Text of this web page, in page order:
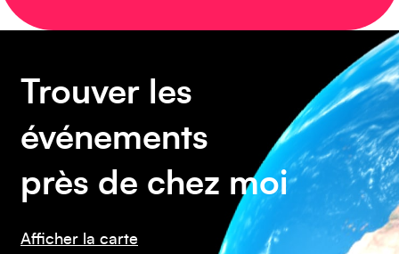
Trouver les
événements
près de chez moi
Afficher la carte
Amérique du Sud